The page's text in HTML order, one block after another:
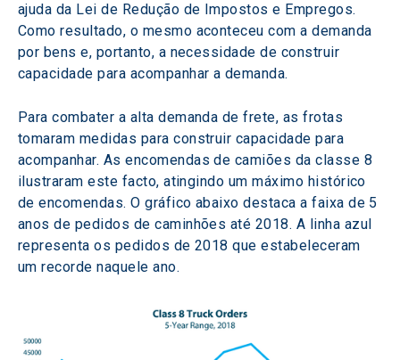
ajuda da Lei de Redução de Impostos e Empregos.
Como resultado, o mesmo aconteceu com a demanda
por bens e, portanto, a necessidade de construir
capacidade para acompanhar a demanda.
Para combater a alta demanda de frete, as frotas
tomaram medidas para construir capacidade para
acompanhar. As encomendas de camiões da classe 8
ilustraram este facto, atingindo um máximo histórico
de encomendas. O gráfico abaixo destaca a faixa de 5
anos de pedidos de caminhões até 2018. A linha azul
representa os pedidos de 2018 que estabeleceram
um recorde naquele ano.